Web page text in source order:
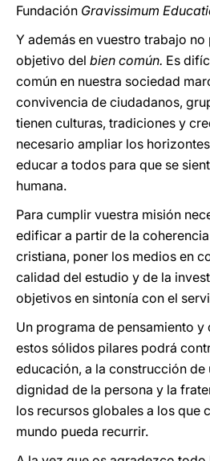
Fundación Gravissimum
Y además en vuestro trabajo no
objetivo del bien común. Es
común en nuestra sociedad
convivencia de ciudadanos,
tienen culturas, tradiciones y
necesario ampliar los
educar a todos para que se
humana.
Para cumplir vuestra misión
edificar a partir de la
cristiana, poner los medios en
calidad del estudio y de la
objetivos en sintonía con el
Un programa de pensamiento
estos sólidos pilares podrá
educación, a la construcción de
dignidad de la persona y la
los recursos globales a los que
mundo pueda recurrir.